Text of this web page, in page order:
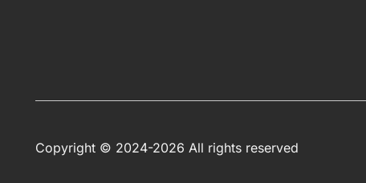
Copyright © 2024-2026 All rights reserved